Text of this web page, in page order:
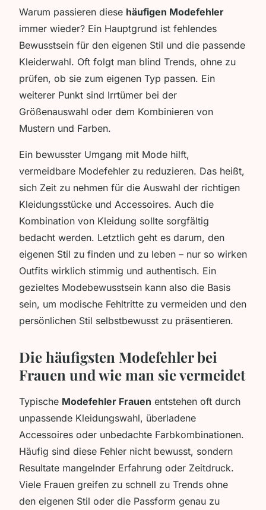
Warum passieren diese häufigen Modefehler
immer wieder? Ein Hauptgrund ist fehlendes
Bewusstsein für den eigenen Stil und die passende
Kleiderwahl. Oft folgt man blind Trends, ohne zu
prüfen, ob sie zum eigenen Typ passen. Ein
weiterer Punkt sind Irrtümer bei der
Größenauswahl oder dem Kombinieren von
Mustern und Farben.
Ein bewusster Umgang mit Mode hilft,
vermeidbare Modefehler zu reduzieren. Das heißt,
sich Zeit zu nehmen für die Auswahl der richtigen
Kleidungsstücke und Accessoires. Auch die
Kombination von Kleidung sollte sorgfältig
bedacht werden. Letztlich geht es darum, den
eigenen Stil zu finden und zu leben – nur so wirken
Outfits wirklich stimmig und authentisch. Ein
gezieltes Modebewusstsein kann also die Basis
sein, um modische Fehltritte zu vermeiden und den
persönlichen Stil selbstbewusst zu präsentieren.
Die häufigsten Modefehler bei
Frauen und wie man sie vermeidet
Typische Modefehler Frauen entstehen oft durch
unpassende Kleidungswahl, überladene
Accessoires oder unbedachte Farbkombinationen.
Häufig sind diese Fehler nicht bewusst, sondern
Resultate mangelnder Erfahrung oder Zeitdruck.
Viele Frauen greifen zu schnell zu Trends ohne
den eigenen Stil oder die Passform genau zu